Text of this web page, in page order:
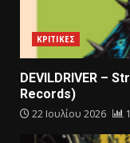
ΚΡΙΤΙΚΕΣ
DEVILDRIVER –
Records)
22 Ιουλίου 2026